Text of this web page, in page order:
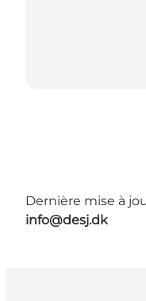
Dernière mise à
info@desj.dk